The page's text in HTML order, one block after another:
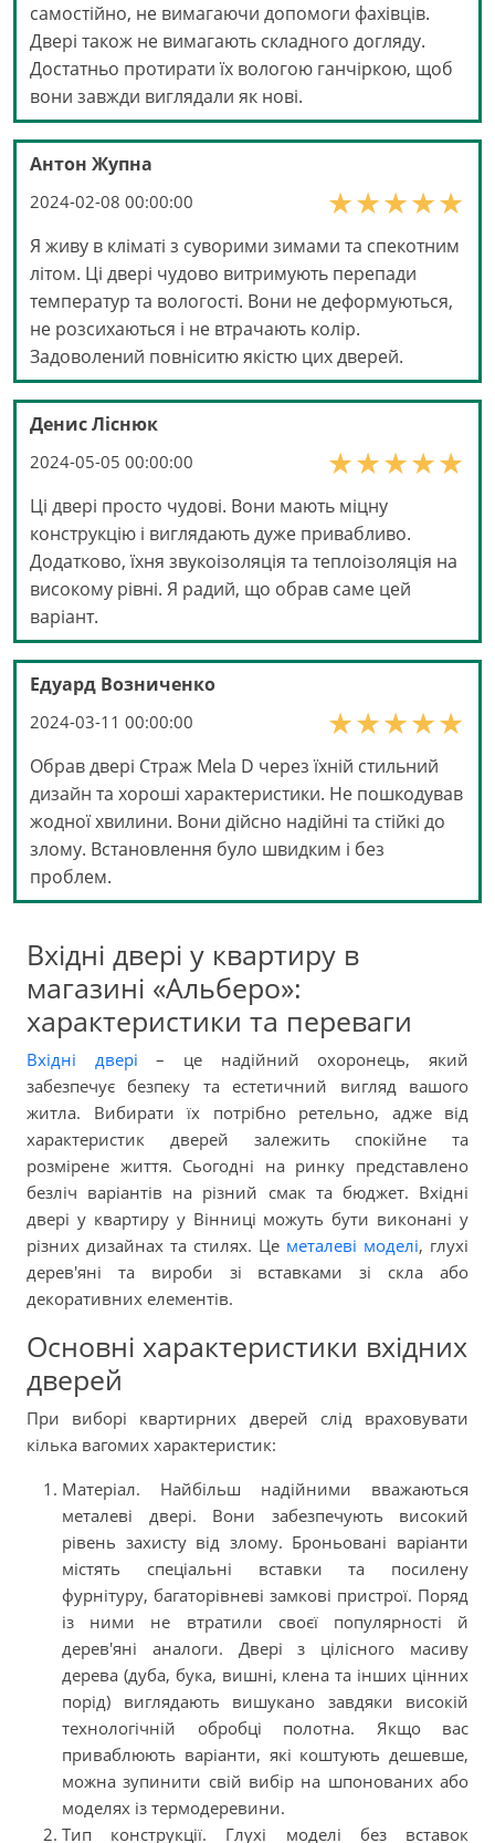
самостійно, не вимагаючи допомоги фахівців.
Двері також не вимагають складного догляду.
Достатньо протирати їх вологою ганчіркою, щоб
вони завжди виглядали як нові.
Антон Жупна
2024-02-08 00:00:00
Я живу в кліматі з суворими зимами та спекотним
літом. Ці двері чудово витримують перепади
температур та вологості. Вони не деформуються,
не розсихаються і не втрачають колір.
Задоволений повніситю якістю цих дверей.
Денис Ліснюк
2024-05-05 00:00:00
Ці двері просто чудові. Вони мають міцну
конструкцію і виглядають дуже привабливо.
Додатково, їхня звукоізоляція та теплоізоляція на
високому рівні. Я радий, що обрав саме цей
варіант.
Едуард Возниченко
2024-03-11 00:00:00
Обрав двері Страж Mela D через їхній стильний
дизайн та хороші характеристики. Не пошкодував
жодної хвилини. Вони дійсно надійні та стійкі до
злому. Встановлення було швидким і без
проблем.
Вхідні двері у квартиру в
магазині «Альберо»:
характеристики та переваги
Вхідні двері – це надійний охоронець, який
забезпечує безпеку та естетичний вигляд вашого
житла. Вибирати їх потрібно ретельно, адже від
характеристик дверей залежить спокійне та
розмірене життя. Сьогодні на ринку представлено
безліч варіантів на різний смак та бюджет. Вхідні
двері у квартиру у Вінниці можуть бути виконані у
різних дизайнах та стилях. Це металеві моделі, глухі
дерев'яні та вироби зі вставками зі скла або
декоративних елементів.
Основні характеристики вхідних
дверей
При виборі квартирних дверей слід враховувати
кілька вагомих характеристик:
Матеріал. Найбільш надійними вважаються
металеві двері. Вони забезпечують високий
рівень захисту від злому. Броньовані варіанти
містять спеціальні вставки та посилену
фурнітуру, багаторівневі замкові пристрої. Поряд
із ними не втратили своєї популярності й
дерев'яні аналоги. Двері з цілісного масиву
дерева (дуба, бука, вишні, клена та інших цінних
порід) виглядають вишукано завдяки високій
технологічній обробці полотна. Якщо вас
приваблюють варіанти, які коштують дешевше,
можна зупинити свій вибір на шпонованих або
моделях із термодеревини.
Тип конструкції. Глухі моделі без вставок